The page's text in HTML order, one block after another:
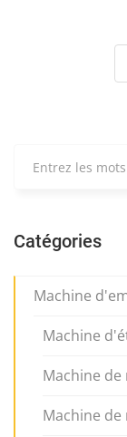
Catégories
Machine
Machine
Machine
Machine de